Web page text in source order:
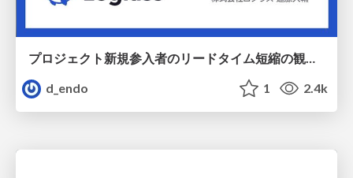
プロジェクト新規参入者のリードタイム短縮の観点から見る、品質の高いコードとアーキテクチャを保つメリット
d_endo
1 2.4k